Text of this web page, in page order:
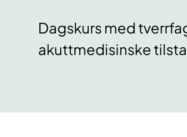
Dagskurs med
akuttmedisinske